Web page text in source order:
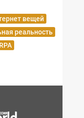
вещей
реальность
RPA